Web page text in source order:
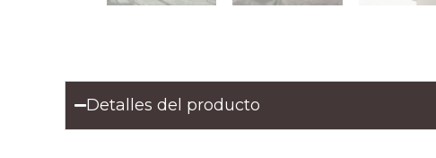
Detalles del producto